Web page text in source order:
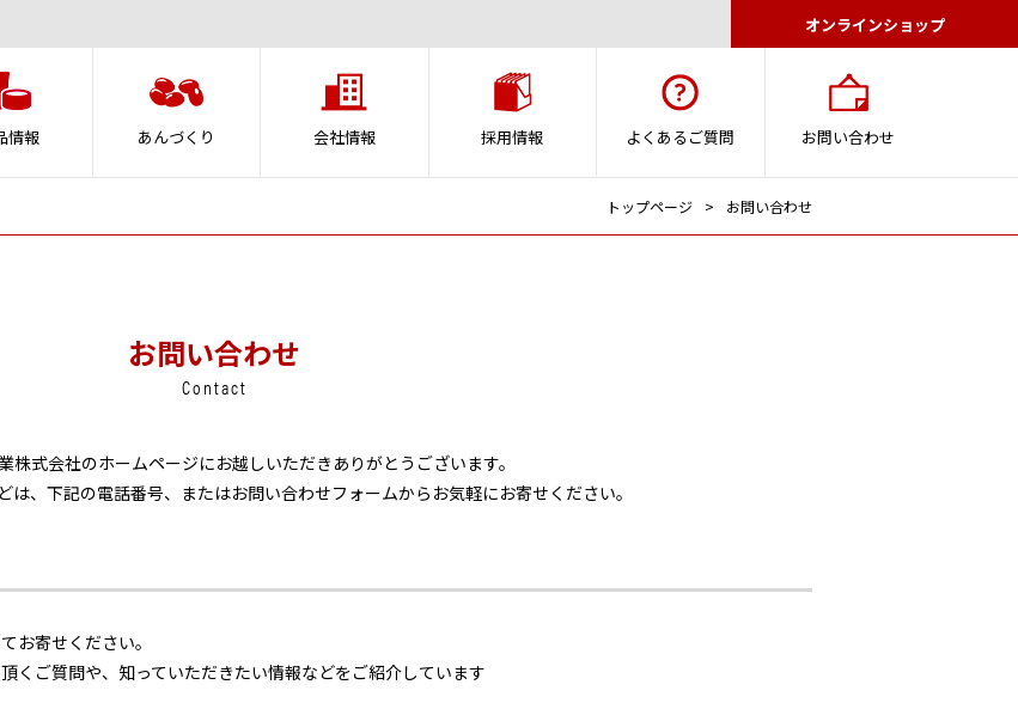
オンラインショップ
情報 あんづくり 会社情報 採用情報 よくあるご質問 お問い合わせ
トップページ お問い合わせ
お問い合わせ
Contact
株式会社のホームページにお越しいただきありがとうございます。
は、下記の電話番号、またはお問い合わせフォームからお気軽にお寄せください。
お寄せください。
くご質問や、知っていただきたい情報などをご紹介しています